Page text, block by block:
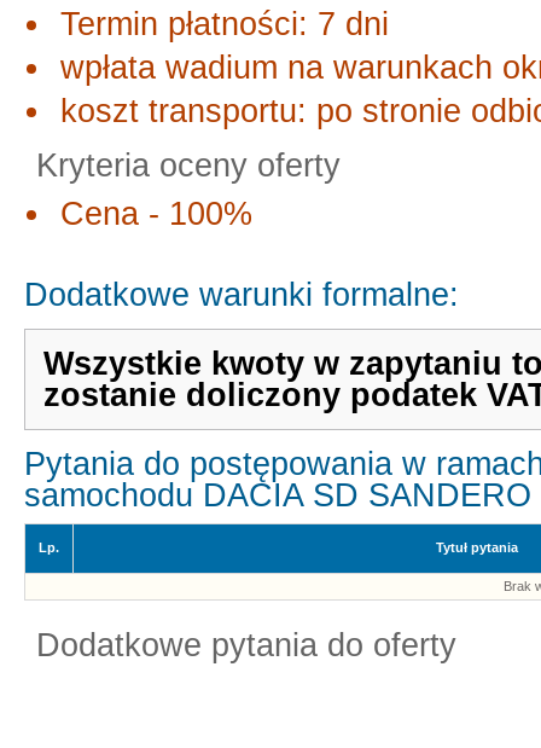
Termin płatności: 7 dni
wpłata wadium na warunkach
koszt transportu: po stronie
Kryteria oceny oferty
Cena - 100%
Dodatkowe warunki formalne:
Wszystkie kwoty w zapytaniu
zostanie doliczony podatek
Pytania do postępowania w
samochodu DACIA SD
Lp. Tytuł pytania
Brak
Dodatkowe pytania do oferty